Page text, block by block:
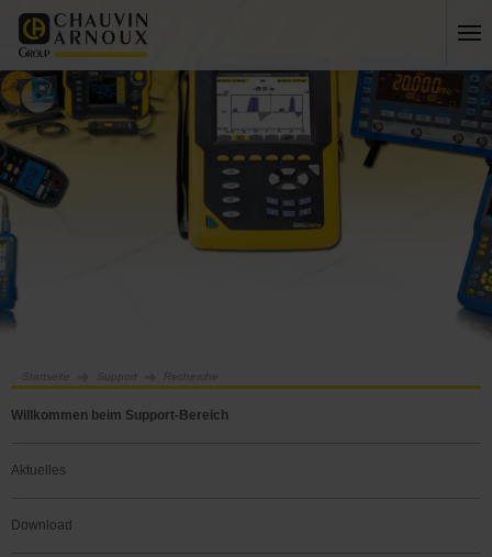
Startseite Support Recherche
Willkommen beim Support-Bereich
Aktuelles
Download